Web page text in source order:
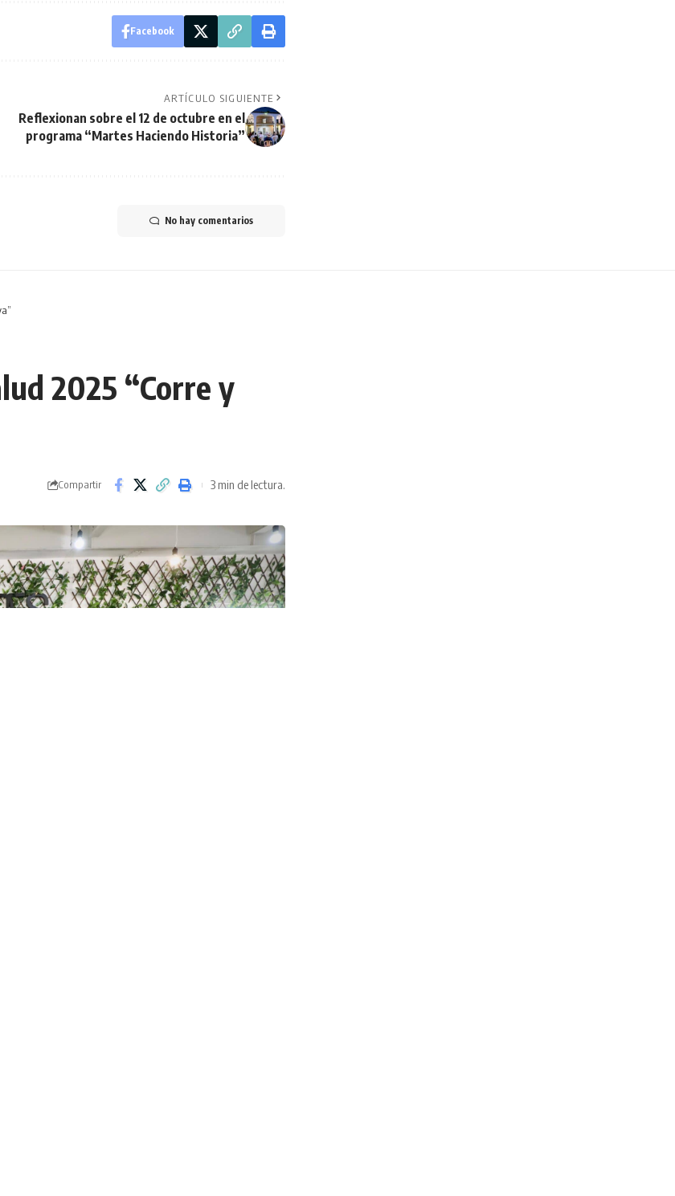
Facebook
ARTÍCULO SIGUIENTE
Reflexionan sobre el 12 de octubre en el
programa “Martes Haciendo Historia”
No hay comentarios
2025 “Corre y
Compartir 3 min de lectura.